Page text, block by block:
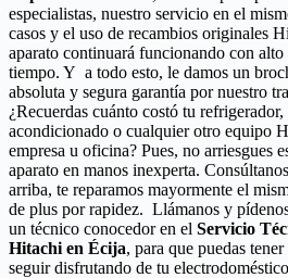
especialistas, nuestro servicio en el
casos y el uso de recambios originales
aparato continuará funcionando con
tiempo. Y a todo esto, le damos un
absoluta y segura garantía por nuestro
¿Recuerdas cuánto costó tu
acondicionado o cualquier otro equipo
empresa u oficina? Pues, no arriesgues
aparato en manos inexperta.
arriba, te reparamos mayormente el
de plus por rapidez. Llámanos y
un técnico conocedor en el Servicio
Hitachi en Écija, para que puedas
seguir disfrutando de tu